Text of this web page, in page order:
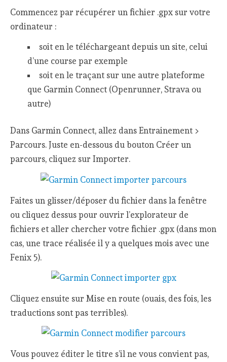
Commencez par récupérer un fichier .gpx sur votre
ordinateur :
soit en le téléchargeant depuis un site, celui
d’une course par exemple
soit en le traçant sur une autre plateforme
que Garmin Connect (Openrunner, Strava ou
autre)
Dans Garmin Connect, allez dans Entrainement >
Parcours. Juste en-dessous du bouton Créer un
parcours, cliquez sur Importer.
Faites un glisser/déposer du fichier dans la fenêtre
ou cliquez dessus pour ouvrir l’explorateur de
fichiers et aller chercher votre fichier .gpx (dans mon
cas, une trace réalisée il y a quelques mois avec une
Fenix 5).
Cliquez ensuite sur Mise en route (ouais, des fois, les
traductions sont pas terribles).
Vous pouvez éditer le titre s’il ne vous convient pas,